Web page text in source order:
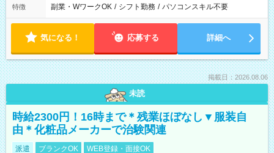
特徴 副業・WワークOK / シフト勤務 / パソコンスキル不要
気になる！ 応募する 詳細へ
掲載日：2026.08.06
未読
時給2300円！16時まで＊残業ほぼなし▼服装自
由＊化粧品メーカーで治験関連
派遣 ブランクOK WEB登録・面接OK